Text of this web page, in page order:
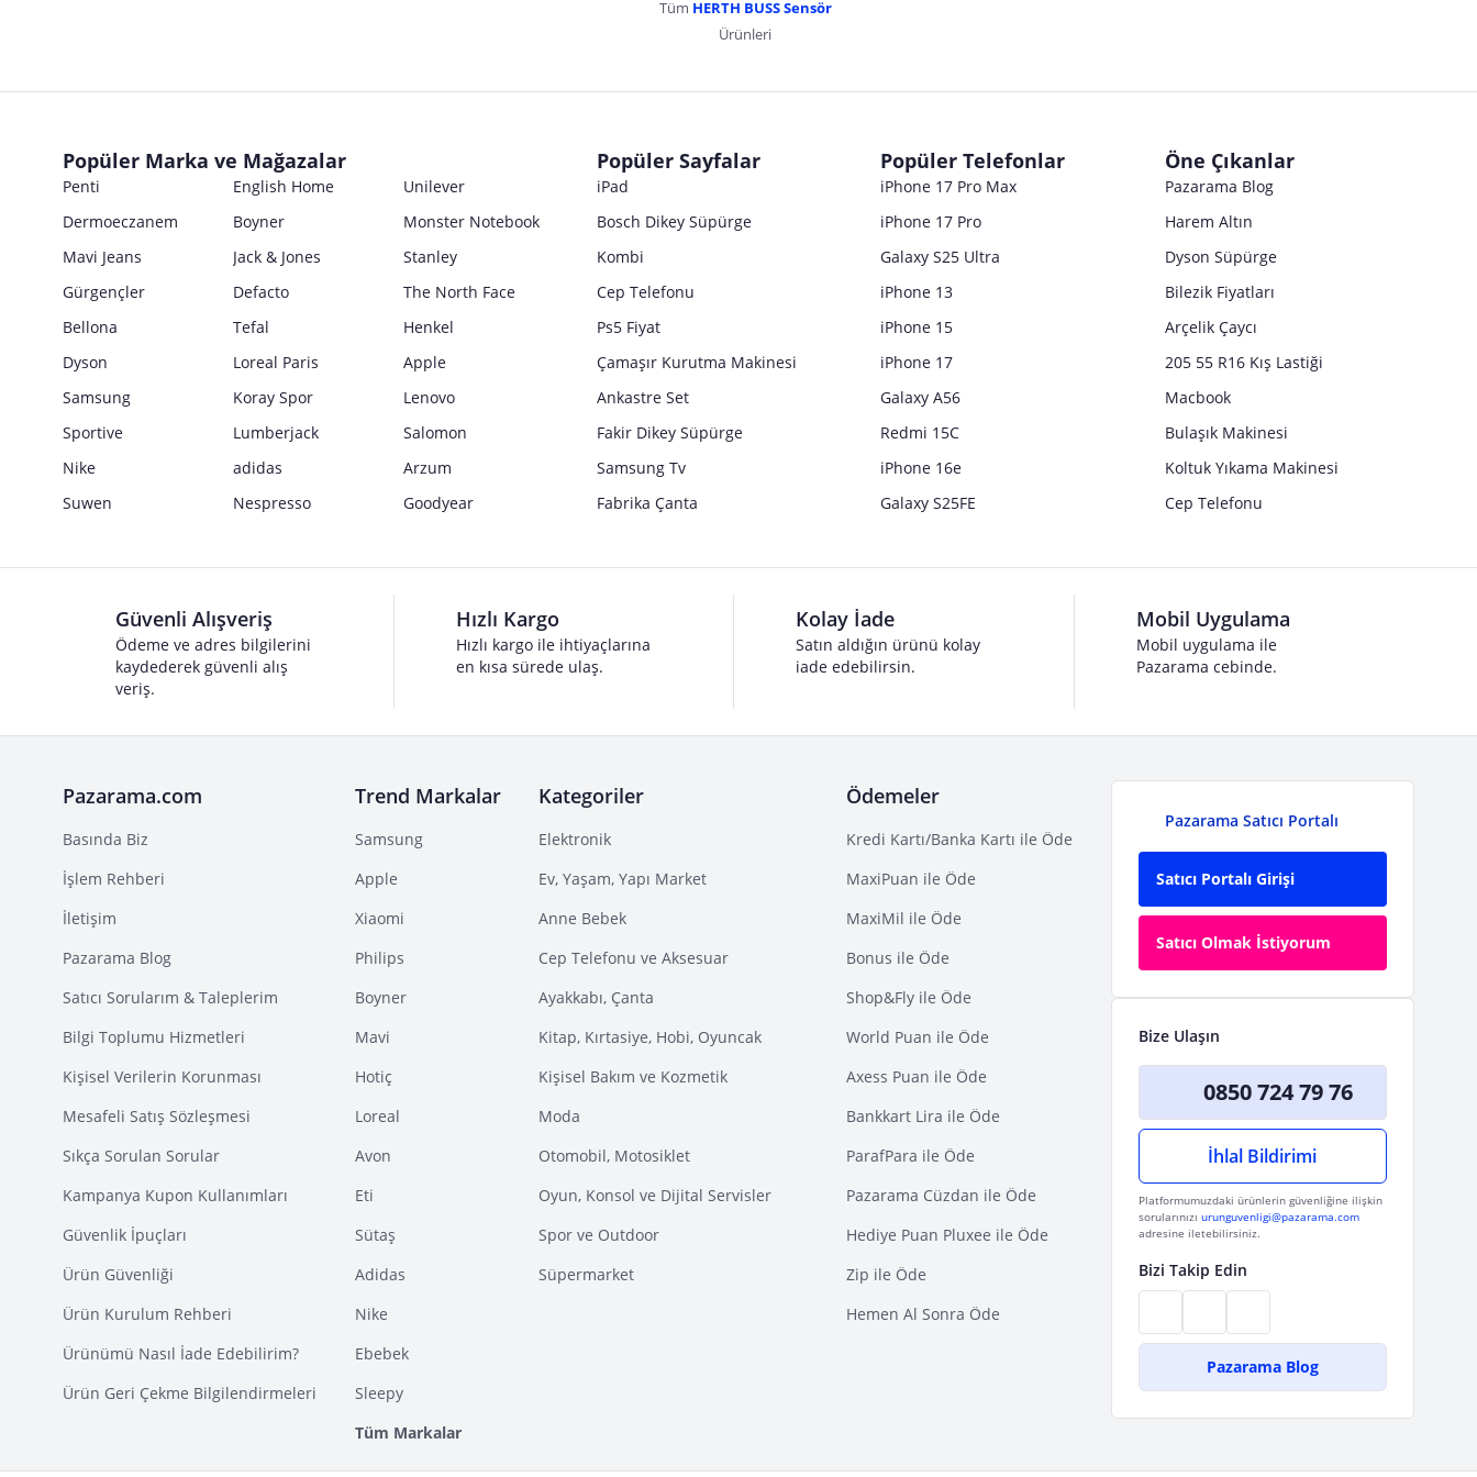
Tüm HERTH BUSS Sensör
Ürünleri
Popüler Marka ve Mağazalar
Penti English Home
Unilever
Dermoeczanem
Boyner
Monster Notebook
Mavi Jeans
Jack & Jones
Stanley
Gürgençler
Defacto
The North Face
Bellona
Tefal
Henkel
Dyson
Loreal Paris
Apple
Samsung
Koray Spor
Lenovo
Sportive
Lumberjack
Salomon
Nike
adidas
Arzum
Suwen
Nespresso Goodyear
Popüler Sayfalar
iPad
Bosch Dikey Süpürge
Kombi
Cep Telefonu
Ps5 Fiyat
Çamaşır Kurutma Makinesi
Ankastre Set
Fakir Dikey Süpürge
Samsung Tv
Fabrika Çanta
Popüler Telefonlar
iPhone 17 Pro Max
iPhone 17 Pro
Galaxy S25 Ultra
iPhone 13
iPhone 15
iPhone 17
Galaxy A56
Redmi 15C
iPhone 16e
Galaxy S25FE
Öne Çıkanlar
Pazarama Blog
Harem Altın
Dyson Süpürge
Bilezik Fiyatları
Arçelik Çaycı
205 55 R16 Kış Lastiği
Macbook
Bulaşık Makinesi
Koltuk Yıkama Makinesi
Cep Telefonu
Güvenli Alışveriş
Ödeme ve adres bilgilerini
kaydederek güvenli alış
veriş.
Hızlı Kargo
Hızlı kargo ile ihtiyaçlarına
en kısa sürede ulaş.
Kolay İade
Satın aldığın ürünü kolay
iade edebilirsin.
Mobil Uygulama
Mobil uygulama ile
Pazarama cebinde.
Pazarama.com
Basında Biz
İşlem Rehberi
İletişim
Pazarama Blog
Satıcı Sorularım & Taleplerim
Bilgi Toplumu Hizmetleri
Kişisel Verilerin Korunması
Mesafeli Satış Sözleşmesi
Sıkça Sorulan Sorular
Kampanya Kupon Kullanımları
Güvenlik İpuçları
Ürün Güvenliği
Ürün Kurulum Rehberi
Ürünümü Nasıl İade Edebilirim?
Ürün Geri Çekme Bilgilendirmeleri
Trend Markalar
Samsung
Apple
Xiaomi
Philips
Boyner
Mavi
Hotiç
Loreal
Avon
Eti
Sütaş
Adidas
Nike
Ebebek
Sleepy
Tüm Markalar
Kategoriler
Elektronik
Ev, Yaşam, Yapı Market
Anne Bebek
Cep Telefonu ve Aksesuar
Ayakkabı, Çanta
Kitap, Kırtasiye, Hobi, Oyuncak
Kişisel Bakım ve Kozmetik
Moda
Otomobil, Motosiklet
Oyun, Konsol ve Dijital Servisler
Spor ve Outdoor
Süpermarket
Ödemeler
Kredi Kartı/Banka Kartı ile Öde
MaxiPuan ile Öde
MaxiMil ile Öde
Bonus ile Öde
Shop&Fly ile Öde
World Puan ile Öde
Axess Puan ile Öde
Bankkart Lira ile Öde
ParafPara ile Öde
Pazarama Cüzdan ile Öde
Hediye Puan Pluxee ile Öde
Zip ile Öde
Hemen Al Sonra Öde
Pazarama Satıcı Portalı
Satıcı Portalı Girişi
Satıcı Olmak İstiyorum
Bize Ulaşın
0850 724 79 76
İhlal Bildirimi
Platformumuzdaki ürünlerin güvenliğine ilişkin
sorularınızı urunguvenligi@pazarama.com
adresine iletebilirsiniz.
Bizi Takip Edin
Pazarama Blog